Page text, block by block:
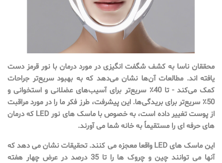
محققان ناسا به کشف شگفت انگیزی در مورد درمان با نور قرمز دست
یافته اند. مطالعات آن‌ها نشان می‌دهد که به بهبود سریع‌تر جراحات
کمک می‌کند - تا 40٪ سریع‌تر برای آسیب‌های عضلانی و استخوانی و
50٪ سریع‌تر برای بریدگی‌ها. این پیشرفت، طرز فکر ما را در مورد مراقبت
از پوست تغییر داده است، به خصوص با ماسک های نور LED که درمان
های حرفه ای را مستقیماً به خانه شما می آورند.
این ماسک های LED واقعا معجزه می کنند. تحقیقات نشان می دهد که
آنها می توانند چین و چروک ها را تا 35 درصد در عرض چهار هفته